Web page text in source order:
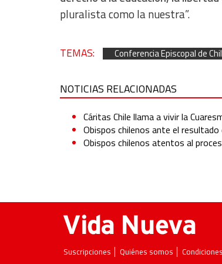
pluralista como la nuestra”.
TEMAS: Conferencia Episcopal de
NOTICIAS RELACIONADAS
Cáritas Chile llama a vivir la
Obispos chilenos ante el resultado
Obispos chilenos atentos al
Suscripciones Quiénes somos